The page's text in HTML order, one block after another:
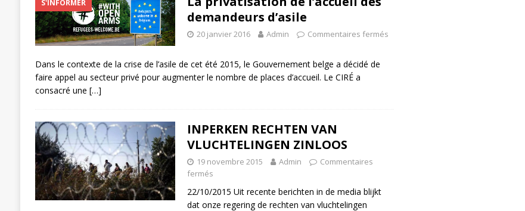
S'INFORMER
demandeurs d’asile
20 janvier 2016 Admin Commentaires fermés
Dans le contexte de la crise de l’asile de cet été 2015, le Gouvernement belge a décidé de
faire appel au secteur privé pour augmenter le nombre de places d’accueil. Le CIRÉ a
consacré une […]
INPERKEN RECHTEN VAN
VLUCHTELINGEN ZINLOOS
19 novembre 2015 Admin
Commentaires
fermés
22/10/2015 Uit recente berichten in de media blijkt
dat onze regering de rechten van vluchtelingen